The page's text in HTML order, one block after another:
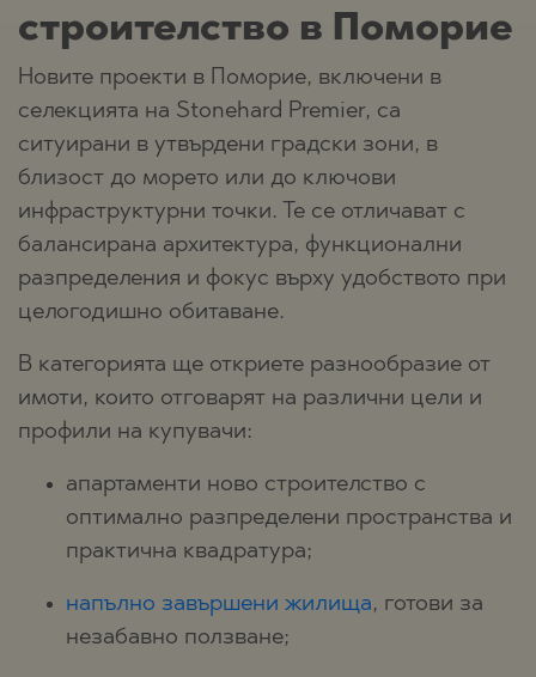
строителство в Поморие
Новите проекти в Поморие, включени в
селекцията на Stonehard Premier, са
ситуирани в утвърдени градски зони, в
близост до морето или до ключови
инфраструктурни точки. Те се отличават с
балансирана архитектура, функционални
разпределения и фокус върху удобството при
целогодишно обитаване.
В категорията ще откриете разнообразие от
имоти, които отговарят на различни цели и
профили на купувачи:
апартаменти ново строителство с
оптимално разпределени пространства и
практична квадратура;
напълно завършени жилища, готови за
незабавно ползване;